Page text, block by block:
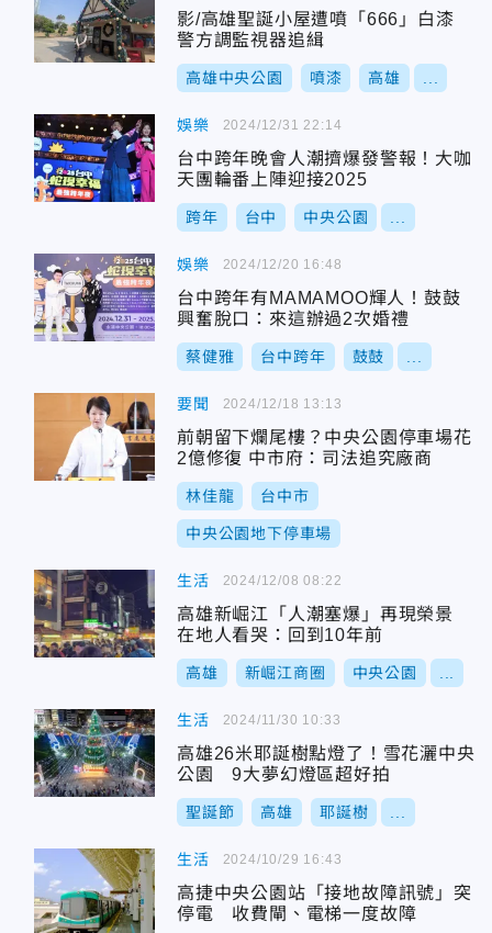
影/高雄聖誕小屋遭噴「666」白漆
警方調監視器追緝
高雄中央公園 噴漆 高雄
娛樂
台中跨年晚會人潮擠爆發警報！大咖
天團輪番上陣迎接2025
跨年 台中 中央公園
2024/12/31 22:14
娛樂
台中跨年有MAMAMOO輝人！鼓鼓
興奮脫口：來這辦過2次婚禮
蔡健雅 台中跨年 鼓鼓
2024/12/20 16:48
要聞
前朝留下爛尾樓？中央公園停車場花
2億修復 中市府：司法追究廠商
林佳龍 台中市
中央公園地下停車場
2024/12/18 13:13
生活
高雄新崛江「人潮塞爆」再現榮景
在地人看哭：回到10年前
高雄 新崛江商圈 中央公園
2024/12/08 08:22
生活
高雄26米耶誕樹點燈了！雪花灑中央
公園 9大夢幻燈區超好拍
聖誕節 高雄 耶誕樹
2024/11/30 10:33
生活
高捷中央公園站「接地故障訊號」突
停電 收費閘、電梯一度故障
2024/10/29 16:43